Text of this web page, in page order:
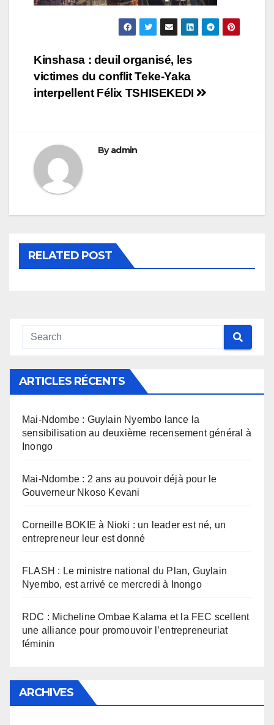
Navigation
de
Kinshasa : deuil organisé, les
victimes du conflit Teke-Yaka
interpellent Félix TSHISEKEDI
Byadmin
RELATED POST
ARTICLES RÉCENTS
Mai-Ndombe : Guylain Nyembo lance la
sensibilisation au deuxième recensement général à
Inongo
Mai-Ndombe : 2 ans au pouvoir déjà pour le
Gouverneur Nkoso Kevani
Corneille BOKIE à Nioki : un leader est né, un
entrepreneur leur est donné
FLASH : Le ministre national du Plan, Guylain
Nyembo, est arrivé ce mercredi à Inongo
RDC : Micheline Ombae Kalama et la FEC scellent
une alliance pour promouvoir l’entrepreneuriat
féminin
ARCHIVES